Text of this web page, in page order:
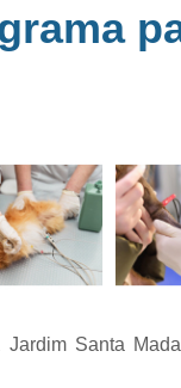
Santa